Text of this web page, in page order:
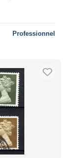
Professionnel